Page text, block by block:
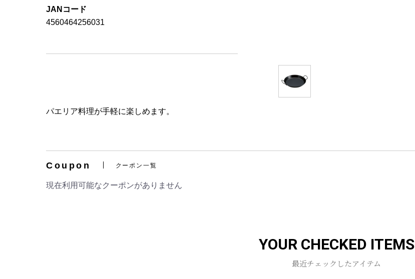
お買い物を続ける カートへ進む
JANコード
4560464256031
パエリア料理が手軽に楽しめます。
Coupon クーポン一覧
現在利用可能なクーポンがありません
YOUR CHECKED ITEMS
最近チェックしたアイテム